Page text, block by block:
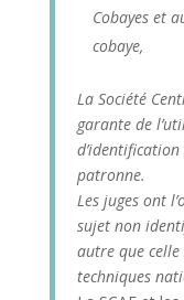
Cobayes et
cobaye,
La Société
garante de
patronne.
Les juges ont
sujet non
autre que
techniques